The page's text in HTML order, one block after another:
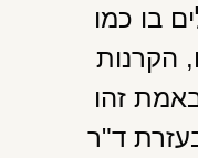
בו כמו
הקרנות
זהו
ד"ר